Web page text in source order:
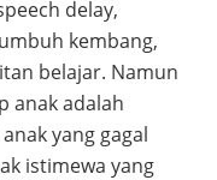
delay,
kembang,
belajar. Namun
anak adalah
yang gagal
istimewa yang